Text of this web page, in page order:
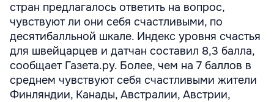
стран предлагалось ответить на вопрос,
чувствуют ли они себя счастливыми, по
десятибалльной шкале. Индекс уровня счастья
для швейцарцев и датчан составил 8,3 балла,
сообщает Газета.ру. Более, чем на 7 баллов в
среднем чувствуют себя счастливыми жители
Финляндии, Канады, Австралии, Австрии,